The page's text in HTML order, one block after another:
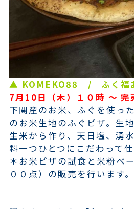
▲ KOMEKO88 / ふく福
7月10日（木）１０時 ～ 完
下関産のお米、ふぐを使っ
のお米生地のふぐピザ。生
生米から作り、天日塩、湧
料一つひとつにこだわって仕
＊お米ピザの試食と米粉ベ
００点）の販売を行います。